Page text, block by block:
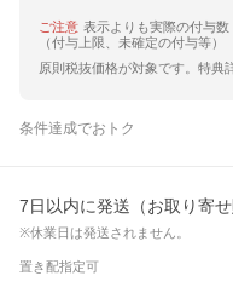
ご注意 表示よりも実際の付与
（付与上限、未確定の付与等）
原則税抜価格が対象です。特典
条件達成でおトク
7日以内に発送（お取り寄せ
※休業日は発送されません。
置き配指定可